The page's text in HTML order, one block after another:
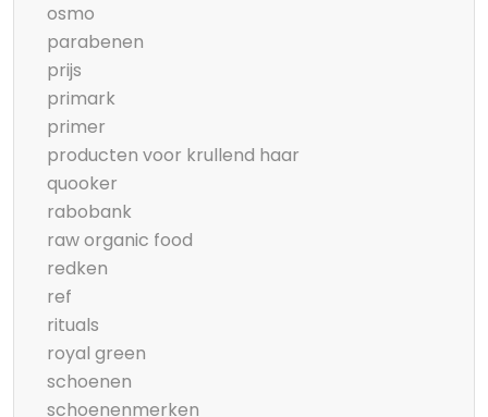
osmo
parabenen
prijs
primark
primer
producten voor krullend haar
quooker
rabobank
raw organic food
redken
ref
rituals
royal green
schoenen
schoenenmerken